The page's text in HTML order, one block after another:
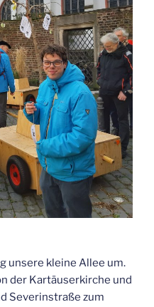
unse­re klei­ne Allee um.
der Kar­täu­ser­kir­che und
Seve­rin­stra­ße zum